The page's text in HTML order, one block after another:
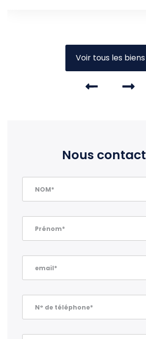
Voir tous les biens
Nous
NOM*
Prénom*
email*
N° de téléphone*